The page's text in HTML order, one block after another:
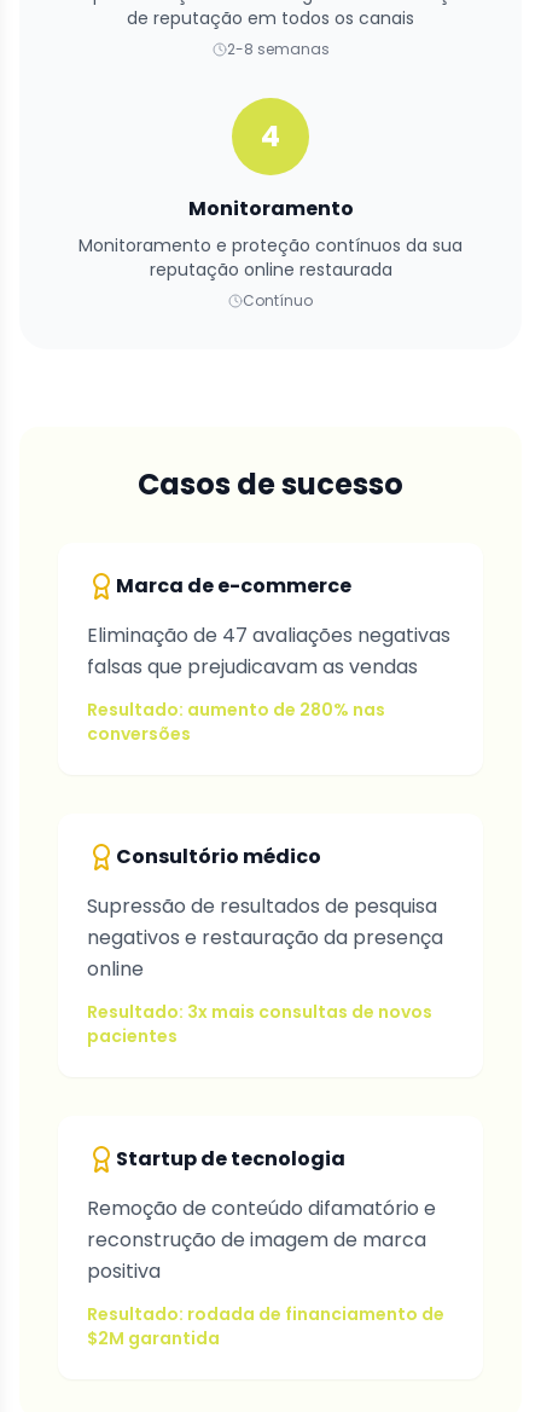
de reputação em todos os canais
2-8 semanas
4
Monitoramento
Monitoramento e proteção contínuos da sua
reputação online restaurada
Contínuo
Casos de sucesso
Marca de e-commerce
Eliminação de 47 avaliações negativas
falsas que prejudicavam as vendas
Resultado: aumento de 280% nas
conversões
Consultório médico
Supressão de resultados de pesquisa
negativos e restauração da presença
online
Resultado: 3x mais consultas de novos
pacientes
Startup de tecnologia
Remoção de conteúdo difamatório e
reconstrução de imagem de marca
positiva
Resultado: rodada de financiamento de
$2M garantida